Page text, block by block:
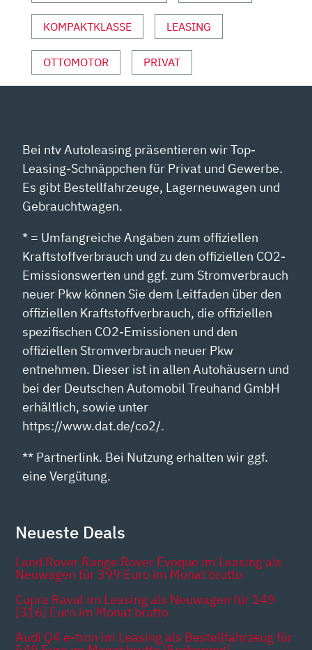
ANZEIGEN
KOMPAKTKLASSE LEASING
OTTOMOTOR PRIVAT
Bei ntv Autoleasing präsentieren wir Top-
Leasing-Schnäppchen für Privat und Gewerbe.
Es gibt Bestellfahrzeuge, Lagerneuwagen und
Gebrauchtwagen.
* = Umfangreiche Angaben zum offiziellen
Kraftstoffverbrauch und zu den offiziellen CO2-
Emissionswerten und ggf. zum Stromverbrauch
neuer Pkw können Sie dem Leitfaden über den
offiziellen Kraftstoffverbrauch, die offiziellen
spezifischen CO2-Emissionen und den
offiziellen Stromverbrauch neuer Pkw
entnehmen. Dieser ist in allen Autohäusern und
bei der Deutschen Automobil Treuhand GmbH
erhältlich, sowie unter
https://www.dat.de/co2/.
** Partnerlink. Bei Nutzung erhalten wir ggf.
eine Vergütung.
Neueste Deals
Land Rover Range Rover Evoque im Leasing als
Neuwagen für 399 Euro im Monat brutto
Cupra Raval im Leasing als Neuwagen für 149
[316] Euro im Monat brutto
Audi Q4 e-tron im Leasing als Bestellfahrzeug für